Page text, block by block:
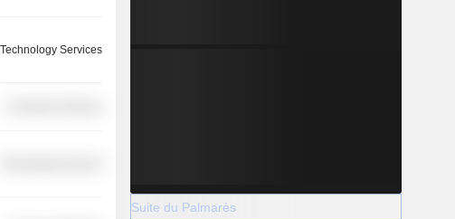
Technology Services
Suite du Palmarès